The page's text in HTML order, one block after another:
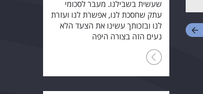
שעשית בשבילנו. מעבר לסכומי
עתק שחסכת לנו, אפשרת לנו ועזרת
לנו ובזכותך עשינו את הצעד הלא
נעים הזה בצורה היפה